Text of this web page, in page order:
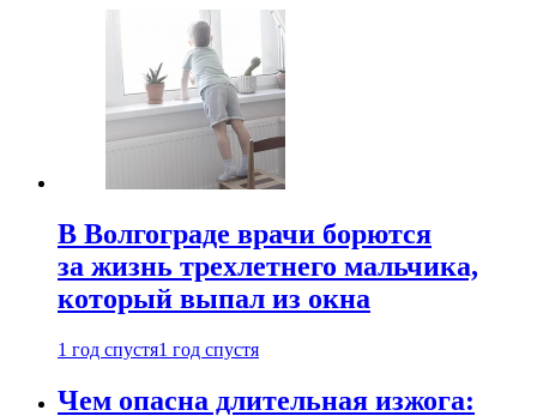
В Волгограде врачи борются
за жизнь трехлетнего мальчика,
который выпал из окна
1 год спустя1 год спустя
Чем опасна длительная изжога: